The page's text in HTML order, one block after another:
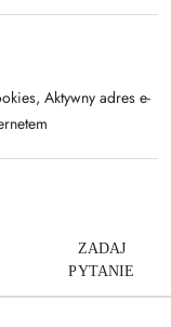
Aktywny adres e-
ZADAJ
PYTANIE